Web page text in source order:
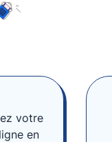
votre
en